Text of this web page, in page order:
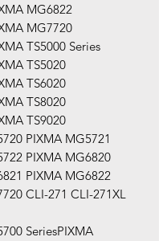
MG6822
MG7720
TS5000 Series
TS5020
TS6020
TS8020
TS9020
PIXMA MG5721
PIXMA MG6820
PIXMA MG6822
CLI-271 CLI-271XL
SeriesPIXMA